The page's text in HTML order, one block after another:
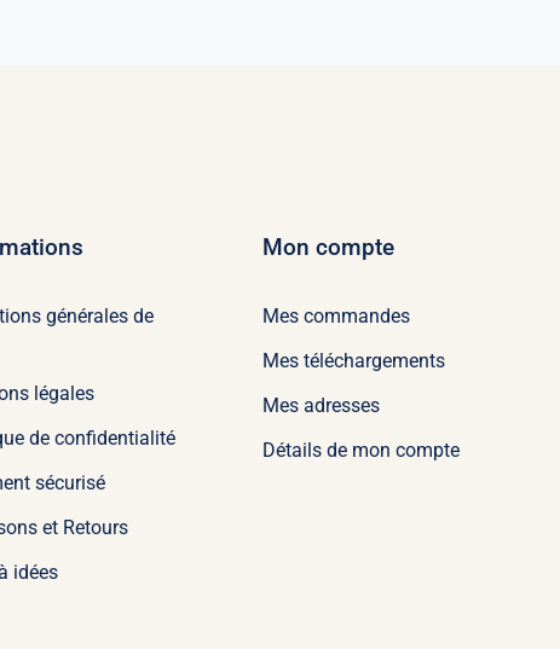
générales de
légales
de confidentialité
sécurisé
et Retours
idées
Mon compte
Mes commandes
Mes téléchargements
Mes adresses
Détails de mon compte